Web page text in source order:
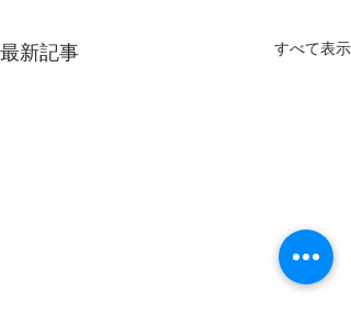
最新記事 すべて表示